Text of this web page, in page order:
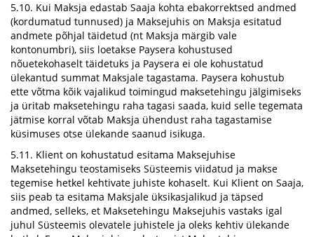
5.10. Kui Maksja edastab Saaja kohta ebakorrektsed andmed
(kordumatud tunnused) ja Maksejuhis on Maksja esitatud
andmete põhjal täidetud (nt Maksja märgib vale
kontonumbri), siis loetakse Paysera kohustused
nõuetekohaselt täidetuks ja Paysera ei ole kohustatud
ülekantud summat Maksjale tagastama. Paysera kohustub
ette võtma kõik vajalikud toimingud maksetehingu jälgimiseks
ja üritab maksetehingu raha tagasi saada, kuid selle tegemata
jätmise korral võtab Maksja ühendust raha tagastamise
küsimuses otse ülekande saanud isikuga.
5.11. Klient on kohustatud esitama Maksejuhise
Maksetehingu teostamiseks Süsteemis viidatud ja makse
tegemise hetkel kehtivate juhiste kohaselt. Kui Klient on Saaja,
siis peab ta esitama Maksjale üksikasjalikud ja täpsed
andmed, selleks, et Maksetehingu Maksejuhis vastaks igal
juhul Süsteemis olevatele juhistele ja oleks kehtiv ülekande